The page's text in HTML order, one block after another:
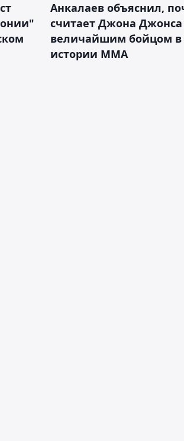
Анкалаев объяснил,
считает Джона Джонса
величайшим бойцом в
истории ММА